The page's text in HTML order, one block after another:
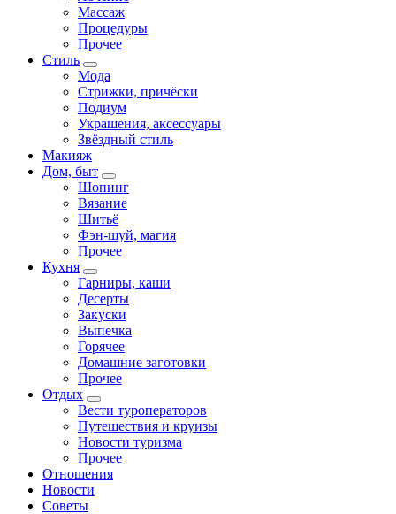
Массаж
Процедуры
Прочее
Стиль
Мода
Стрижки, причёски
Подиум
Украшения, аксессуары
Звёздный стиль
Макияж
Дом, быт
Шопинг
Вязание
Шитьё
Фэн-шуй, магия
Прочее
Кухня
Гарниры, каши
Десерты
Закуски
Выпечка
Горячее
Домашние заготовки
Прочее
Отдых
Вести туроператоров
Путешествия и круизы
Новости туризма
Прочее
Отношения
Новости
Советы